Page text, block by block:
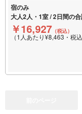
宿のみ
大人2人・1室 / 2日間の
￥16,927 （税込）
（1人あたり¥8,463・税込